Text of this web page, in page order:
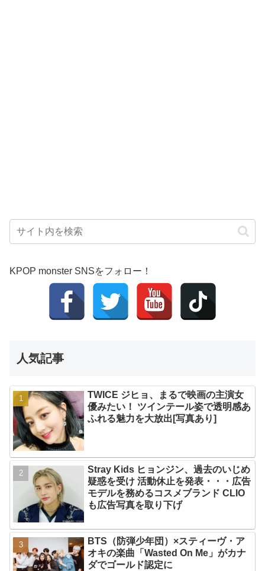
KPOP monster SNSをフォロー！
人気記事
TWICE ジヒョ、まるで映画の主演女
優みたい！ ツインテール姿で透明感あ
ふれる魅力を大放出[写真あり]
Stray Kids ヒョンジン、過去のいじめ
疑惑を受け 活動休止を発表・・・広告
モデルを務めるコスメブランド CLIO
も広告写真を取り下げ
BTS（防弾少年団）×スティーヴ・ア
オキの楽曲「Wasted On Me」がカナ
ダでゴールド認定に